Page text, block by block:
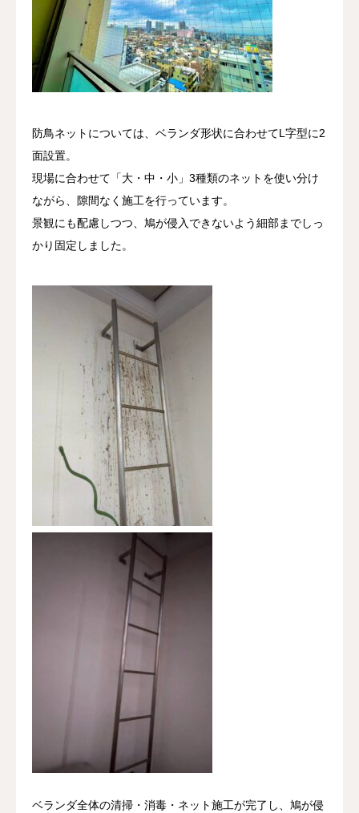
防鳥ネットについては、ベランダ形状に合わせてL字型に2
面設置。
現場に合わせて「大・中・小」3種類のネットを使い分け
ながら、隙間なく施工を行っています。
景観にも配慮しつつ、鳩が侵入できないよう細部までしっ
かり固定しました。
ベランダ全体の清掃・消毒・ネット施工が完了し、鳩が侵